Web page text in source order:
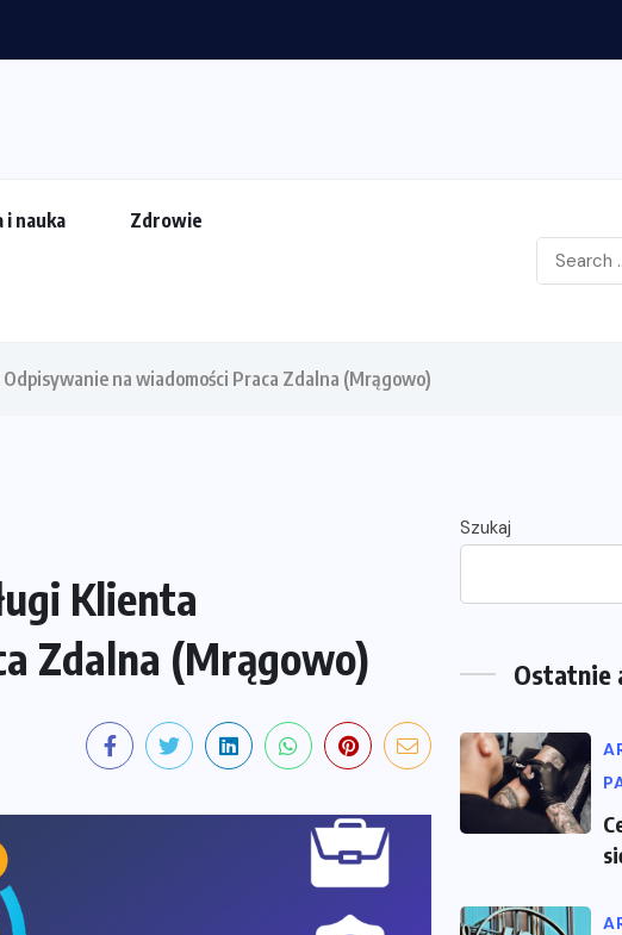
i nauka Zdrowie
na wiadomości Praca Zdalna (Mrągowo)
Klienta
Zdalna (Mrągowo)
Szukaj
Ostatnie